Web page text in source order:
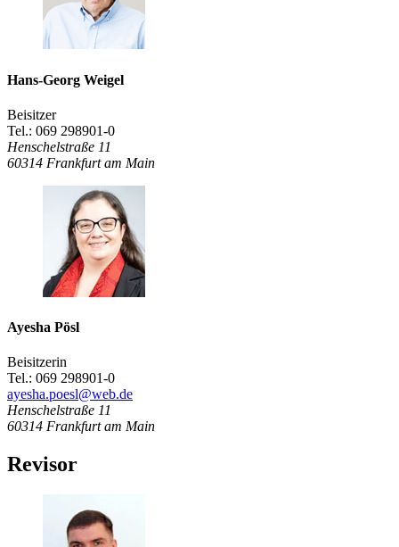
Hans-Georg Weigel
Beisitzer
Tel.: 069 298901-0
Henschelstraße 11
60314 Frankfurt am Main
Ayesha Pösl
Beisitzerin
Tel.: 069 298901-0
ayesha.poesl@web.de
Henschelstraße 11
60314 Frankfurt am Main
Revisor